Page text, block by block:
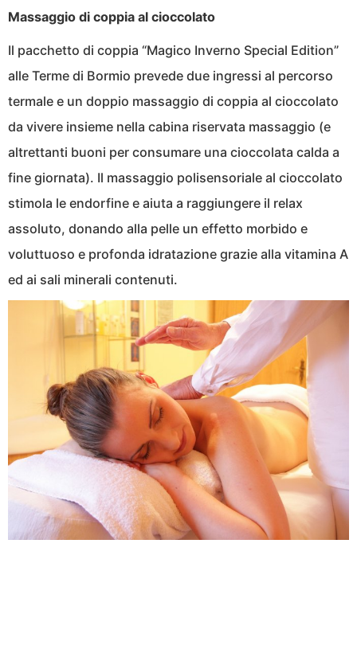
Massaggio di coppia al cioccolato
Il pacchetto di coppia “Magico Inverno Special Edition”
alle Terme di Bormio prevede due ingressi al percorso
termale e un doppio massaggio di coppia al cioccolato
da vivere insieme nella cabina riservata massaggio (e
altrettanti buoni per consumare una cioccolata calda a
fine giornata). Il massaggio polisensoriale al cioccolato
stimola le endorfine e aiuta a raggiungere il relax
assoluto, donando alla pelle un effetto morbido e
voluttuoso e profonda idratazione grazie alla vitamina A
ed ai sali minerali contenuti.